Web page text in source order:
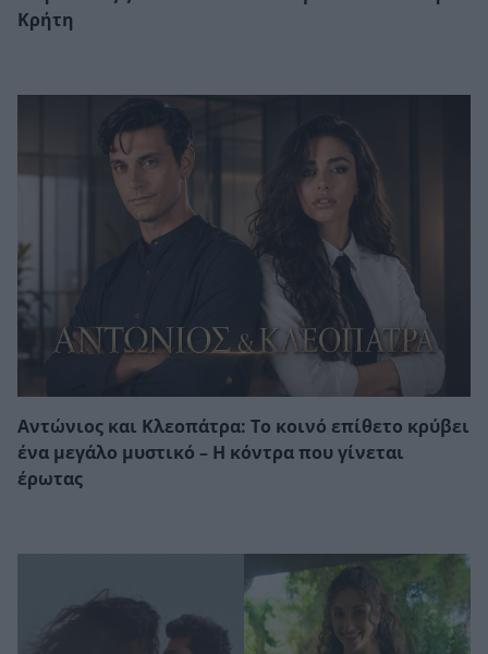
Κρήτη
Αντώνιος και Κλεοπάτρα: Το κοινό επίθετο κρύβει
ένα μεγάλο μυστικό – Η κόντρα που γίνεται
έρωτας